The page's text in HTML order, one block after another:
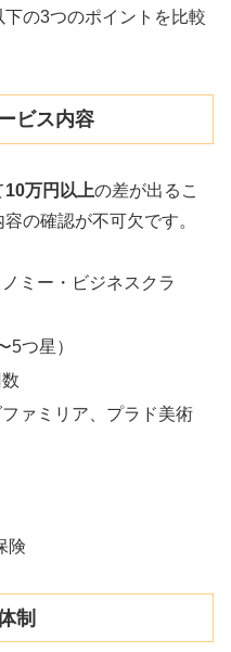
の3つのポイントを比較
ビス内容
10万円以上の差が出るこ
の確認が不可欠です。
ミー・ビジネスクラ
5つ星）
ァミリア、プラド美術
険
制